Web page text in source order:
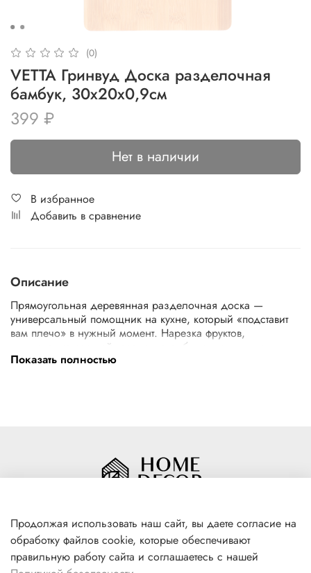
(0)
VETTA Гринвуд Доска разделочная
бамбук, 30х20х0,9см
399 ₽
Нет в наличии
В избранное
Добавить в сравнение
Описание
Прямоугольная деревянная разделочная доска —
универсальный помощник на кухне, который «подставит
вам плечо» в нужный момент. Нарезка фруктов,
шинкование овощей, разделка рыбы и птицы — на
прямоугольной разделочной доске из дерева легко
водой и высушить в вертикальном положении.
Материал Бамбук
Показать полностью
+7(996) 316 00 81
г. Якутск, ул. Лермонтова 102
Продолжая использовать наш сайт, вы даете согласие на
обработку файлов cookie, которые обеспечивают
правильную работу сайта и соглашаетесь с нашей